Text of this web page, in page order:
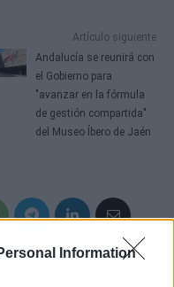
Information
Artículo siguiente
Andalucía se reunirá con
el Gobierno para
"avanzar en la fórmula
de gestión compartida"
del Museo Íbero de Jaén